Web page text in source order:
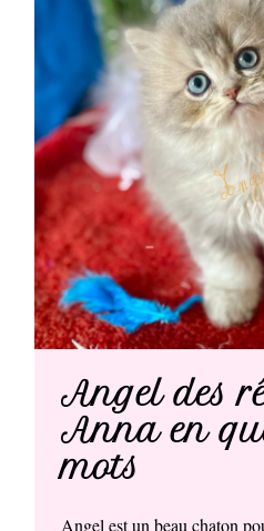
expositions
Notre
élevage
Contact
Angel des
Anna en
mots
Angel est un beau chaton